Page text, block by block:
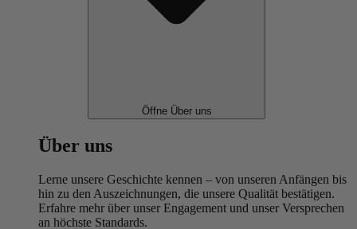
Öffne Über uns
Über uns
Lerne unsere Geschichte kennen – von unseren Anfängen bis
hin zu den Auszeichnungen, die unsere Qualität bestätigen.
Erfahre mehr über unser Engagement und unser Versprechen
an höchste Standards.